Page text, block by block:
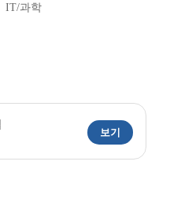
IT/과학
보기